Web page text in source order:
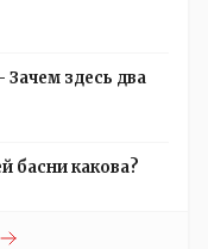
здесь два
басни какова?